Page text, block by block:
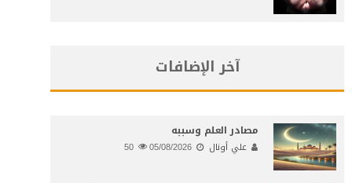
آخر الإضافات
مصادر العلم وسببه
علي أونال 05/08/2026